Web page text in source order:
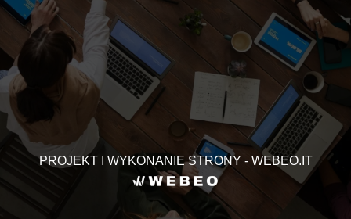
PROJEKT I WYKONANIE STRONY - WEBEO.IT